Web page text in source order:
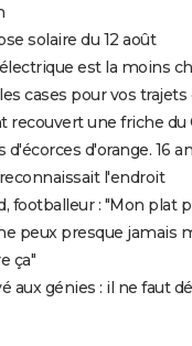
solaire du 12 août
est la moins
cases pour vos
recouvert une friche du
d'écorces d'orange. 16
l'endroit
footballeur : "Mon plat
peux presque jamais
ça"
aux génies : il ne faut